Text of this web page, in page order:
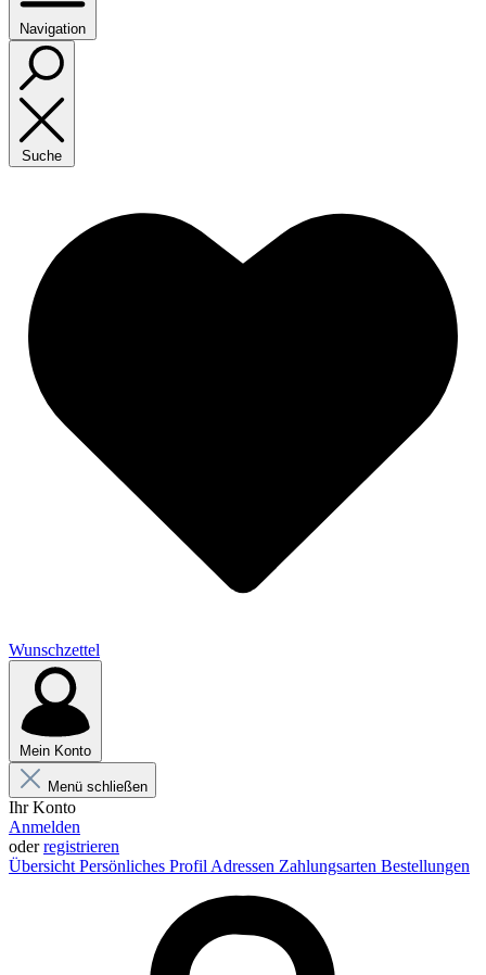
Navigation
Suche
Wunschzettel
Mein Konto
Menü schließen
Ihr Konto
Anmelden
oderregistrieren
Übersicht Persönliches Profil Adressen Zahlungsarten Bestellungen